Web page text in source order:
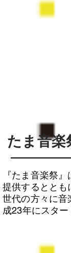
たま音
『たま音楽祭
提供するととも
世代の方々に音
成23年にスター